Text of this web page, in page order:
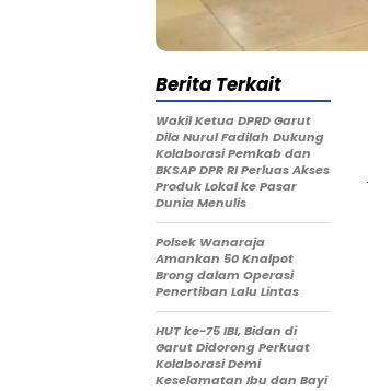
Berita Terkait
Wakil Ketua DPRD Garut
Dila Nurul Fadilah Dukung
Kolaborasi Pemkab dan
BKSAP DPR RI Perluas Akses
Produk Lokal ke Pasar
Dunia Menulis
Polsek Wanaraja
Amankan 50 Knalpot
Brong dalam Operasi
Penertiban Lalu Lintas
HUT ke-75 IBI, Bidan di
Garut Didorong Perkuat
Kolaborasi Demi
Keselamatan Ibu dan Bayi